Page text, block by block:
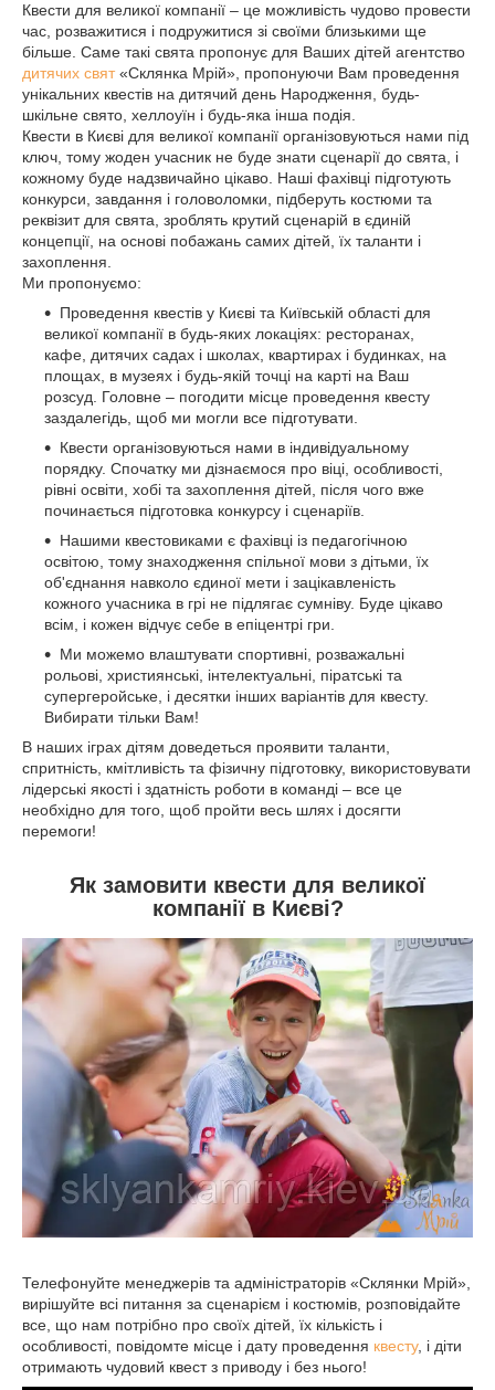
Квести для великої компанії – це можливість чудово провести
час, розважитися і подружитися зі своїми близькими ще
більше. Саме такі свята пропонує для Ваших дітей агентство
дитячих свят«Склянка Мрій», пропонуючи Вам проведення
унікальних квестів на дитячий день Народження, будь-
шкільне свято, хеллоуїн і будь-яка інша подія.
Квести в Києві для великої компанії організовуються нами під
ключ, тому жоден учасник не буде знати сценарії до свята, і
кожному буде надзвичайно цікаво. Наші фахівці підготують
конкурси, завдання і головоломки, підберуть костюми та
реквізит для свята, зроблять крутий сценарій в єдиній
концепції, на основі побажань самих дітей, їх таланти і
захоплення.
Ми пропонуємо:
Проведення квестів у Києві та Київській області для
великої компанії в будь-яких локаціях: ресторанах,
кафе, дитячих садах і школах, квартирах і будинках, на
площах, в музеях і будь-якій точці на карті на Ваш
розсуд. Головне – погодити місце проведення квесту
заздалегідь, щоб ми могли все підготувати.
Квести організовуються нами в індивідуальному
порядку. Спочатку ми дізнаємося про віці, особливості,
рівні освіти, хобі та захоплення дітей, після чого вже
починається підготовка конкурсу і сценаріїв.
Нашими квестовиками є фахівці із педагогічною
освітою, тому знаходження спільної мови з дітьми, їх
об'єднання навколо єдиної мети і зацікавленість
кожного учасника в грі не підлягає сумніву. Буде цікаво
всім, і кожен відчує себе в епіцентрі гри.
Ми можемо влаштувати спортивні, розважальні
рольові, християнські, інтелектуальні, піратські та
супергеройське, і десятки інших варіантів для квесту.
Вибирати тільки Вам!
В наших іграх дітям доведеться проявити таланти,
спритність, кмітливість та фізичну підготовку, використовувати
лідерські якості і здатність роботи в команді – все це
необхідно для того, щоб пройти весь шлях і досягти
перемоги!
Як замовити квести для великої
компанії в Києві?
Телефонуйте менеджерів та адміністраторів «Склянки Мрій»,
вирішуйте всі питання за сценарієм і костюмів, розповідайте
все, що нам потрібно про своїх дітей, їх кількість і
особливості, повідомте місце і дату проведення квесту, і діти
отримають чудовий квест з приводу і без нього!